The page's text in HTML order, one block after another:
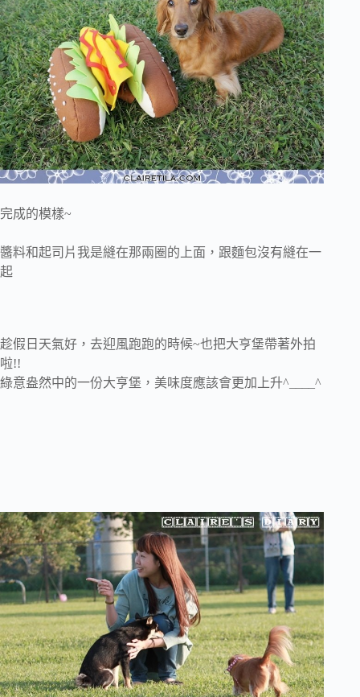
完成的模樣~
醬料和起司片我是縫在那兩圈的上面，跟麵包沒有縫在一
起
趁假日天氣好，去迎風跑跑的時候~也把大亨堡帶著外拍
啦!!
綠意盎然中的一份大亨堡，美味度應該會更加上升^____^